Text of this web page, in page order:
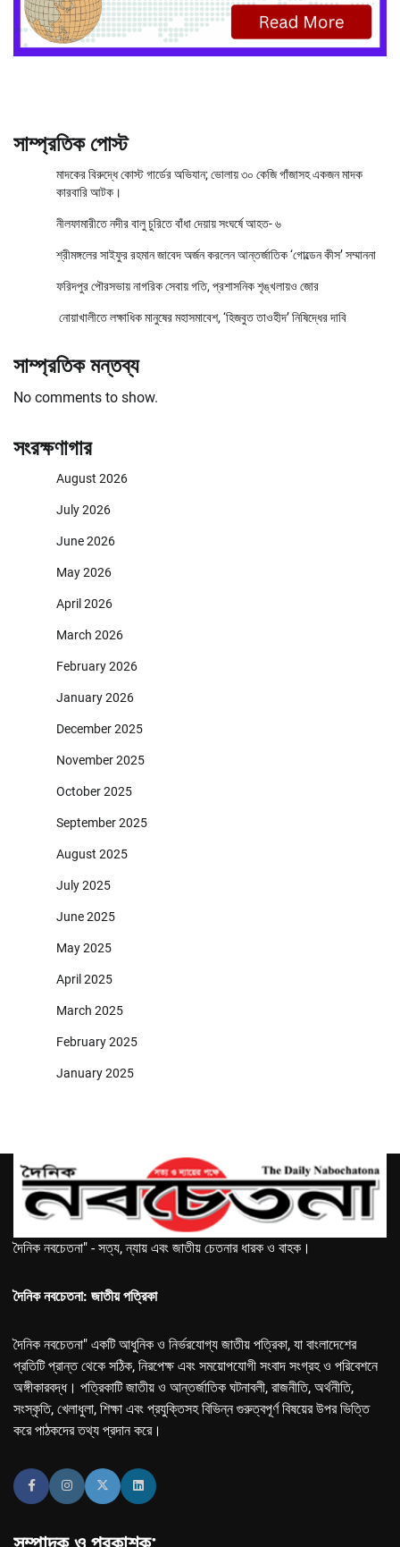
সাম্প্রতিক পোস্ট
মাদকের বিরুদ্ধে কোস্ট গার্ডের অভিযান; ভোলায় ৩০ কেজি গাঁজাসহ একজন মাদক
কারবারি আটক।
নীলফামারীতে নদীর বালু চুরিতে বাঁধা দেয়ায় সংঘর্ষে আহত- ৬
শ্রীমঙ্গলের সাইফুর রহমান জাবেদ অর্জন করলেন আন্তর্জাতিক ‘গোল্ডেন কীস’ সম্মাননা
ফরিদপুর পৌরসভায় নাগরিক সেবায় গতি, প্রশাসনিক শৃঙ্খলায়ও জোর
নোয়াখালীতে লক্ষাধিক মানুষের মহাসমাবেশ, ‘হিজবুত তাওহীদ’ নিষিদ্ধের দাবি
সাম্প্রতিক মন্তব্য
No comments to show.
সংরক্ষণাগার
August 2026
July 2026
June 2026
May 2026
April 2026
March 2026
February 2026
January 2026
December 2025
November 2025
October 2025
September 2025
August 2025
July 2025
June 2025
May 2025
April 2025
March 2025
February 2025
January 2025
দৈনিক নবচেতনা" - সত্য, ন্যায় এবং জাতীয় চেতনার ধারক ও বাহক।
দৈনিক নবচেতনা: জাতীয় পত্রিকা
দৈনিক নবচেতনা" একটি আধুনিক ও নির্ভরযোগ্য জাতীয় পত্রিকা, যা বাংলাদেশের
প্রতিটি প্রান্ত থেকে সঠিক, নিরপেক্ষ এবং সময়োপযোগী সংবাদ সংগ্রহ ও পরিবেশনে
অঙ্গীকারবদ্ধ। পত্রিকাটি জাতীয় ও আন্তর্জাতিক ঘটনাবলী, রাজনীতি, অর্থনীতি,
সংস্কৃতি, খেলাধুলা, শিক্ষা এবং প্রযুক্তিসহ বিভিন্ন গুরুত্বপূর্ণ বিষয়ের উপর ভিত্তি
করে পাঠকদের তথ্য প্রদান করে।